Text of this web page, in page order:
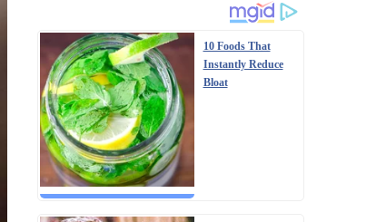
10 Foods That
Instantly Reduce
Bloat